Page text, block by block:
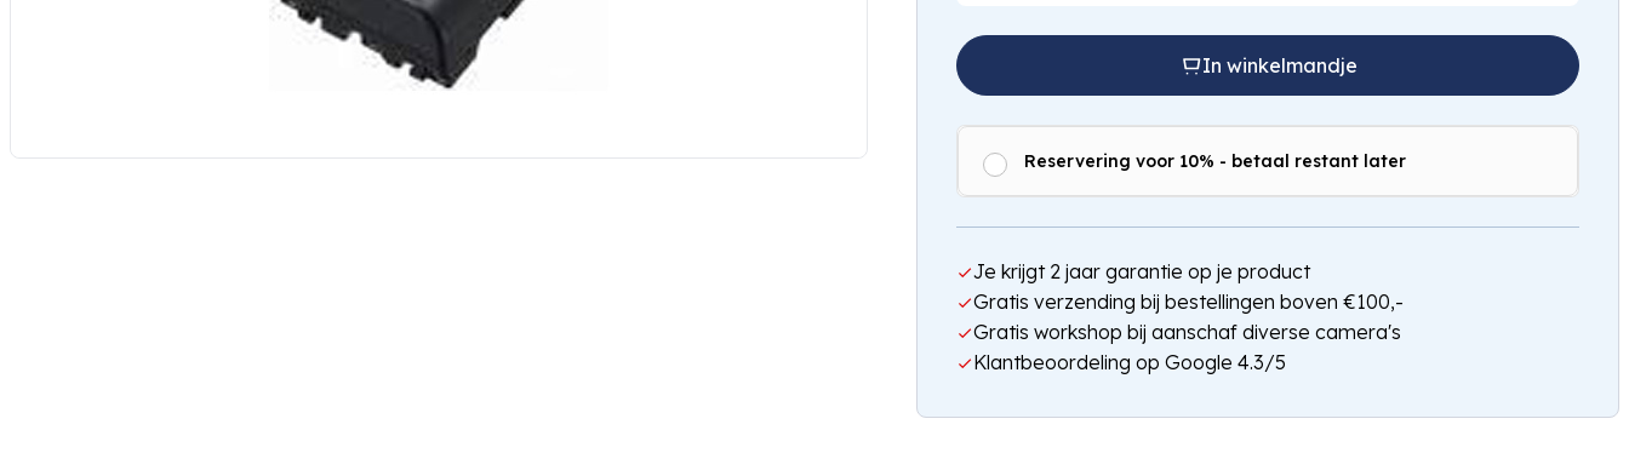
In winkelmandje
Reservering voor 10% - betaal restant later
Je krijgt 2 jaar garantie op je product
Gratis verzending bij bestellingen boven €100,-
Gratis workshop bij aanschaf diverse camera's
Klantbeoordeling op Google 4.3/5